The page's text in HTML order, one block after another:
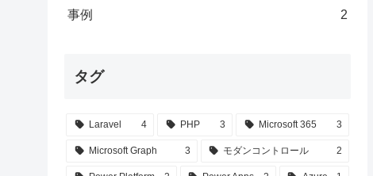
事例 2
タグ
Laravel 4 PHP 3 Microsoft 365 3
Microsoft Graph 3 モダンコントロール 2